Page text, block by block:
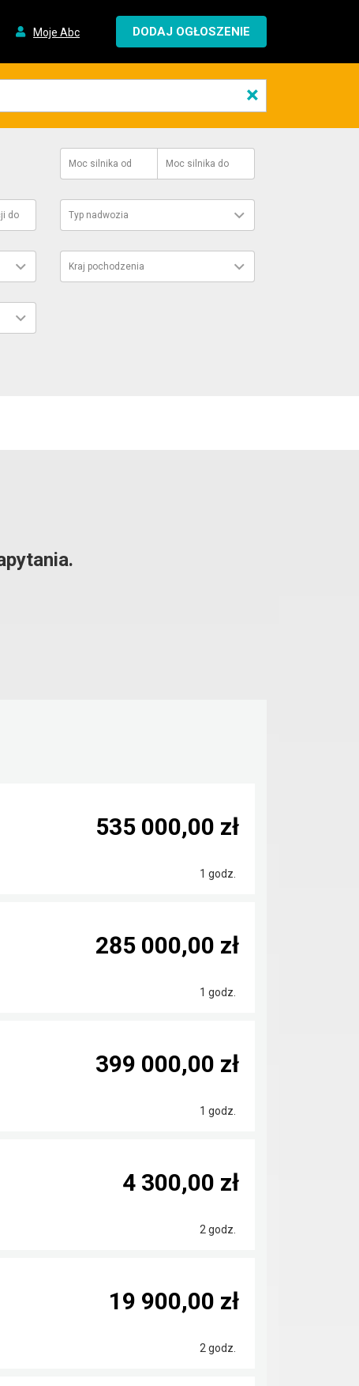
Moje Abc DODAJ OGŁOSZENIE
×
Moc silnika od Moc silnika do
do Typ nadwozia
Kraj pochodzenia
1 godz.
535 000,00 zł
1 godz.
285 000,00 zł
1 godz.
399 000,00 zł
2 godz.
4 300,00 zł
2 godz.
19 900,00 zł